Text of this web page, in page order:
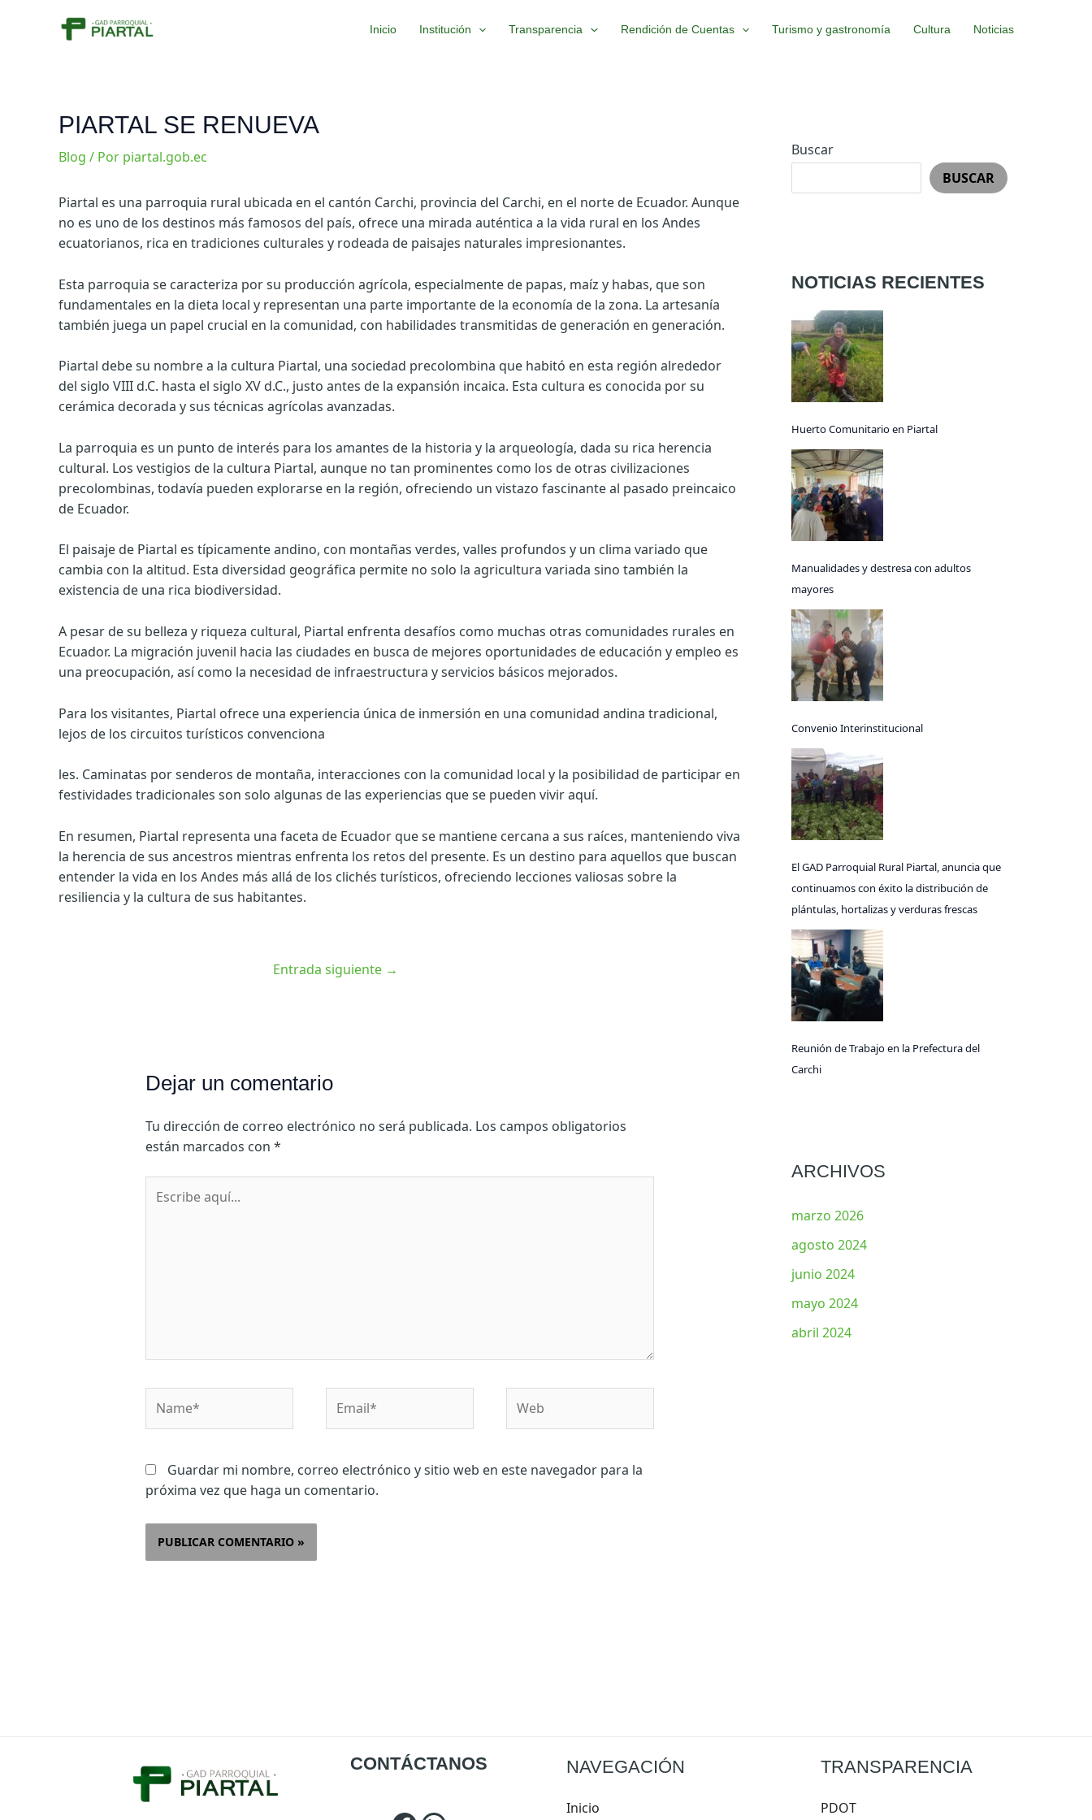
Inicio Institución Transparencia Rendición de Cuentas Turismo y gastronomía Cultura Noticias
PIARTAL SE RENUEVA
Blog / Por piartal.gob.ec
Piartal es una parroquia rural ubicada en el cantón Carchi, provincia del Carchi, en el norte de Ecuador. Aunque
no es uno de los destinos más famosos del país, ofrece una mirada auténtica a la vida rural en los Andes
ecuatorianos, rica en tradiciones culturales y rodeada de paisajes naturales impresionantes.
Esta parroquia se caracteriza por su producción agrícola, especialmente de papas, maíz y habas, que son
fundamentales en la dieta local y representan una parte importante de la economía de la zona. La artesanía
también juega un papel crucial en la comunidad, con habilidades transmitidas de generación en generación.
Piartal debe su nombre a la cultura Piartal, una sociedad precolombina que habitó en esta región alrededor
del siglo VIII d.C. hasta el siglo XV d.C., justo antes de la expansión incaica. Esta cultura es conocida por su
cerámica decorada y sus técnicas agrícolas avanzadas.
La parroquia es un punto de interés para los amantes de la historia y la arqueología, dada su rica herencia
cultural. Los vestigios de la cultura Piartal, aunque no tan prominentes como los de otras civilizaciones
precolombinas, todavía pueden explorarse en la región, ofreciendo un vistazo fascinante al pasado preincaico
de Ecuador.
El paisaje de Piartal es típicamente andino, con montañas verdes, valles profundos y un clima variado que
cambia con la altitud. Esta diversidad geográfica permite no solo la agricultura variada sino también la
existencia de una rica biodiversidad.
A pesar de su belleza y riqueza cultural, Piartal enfrenta desafíos como muchas otras comunidades rurales en
Ecuador. La migración juvenil hacia las ciudades en busca de mejores oportunidades de educación y empleo es
una preocupación, así como la necesidad de infraestructura y servicios básicos mejorados.
Para los visitantes, Piartal ofrece una experiencia única de inmersión en una comunidad andina tradicional,
lejos de los circuitos turísticos convenciona
les. Caminatas por senderos de montaña, interacciones con la comunidad local y la posibilidad de participar en
festividades tradicionales son solo algunas de las experiencias que se pueden vivir aquí.
En resumen, Piartal representa una faceta de Ecuador que se mantiene cercana a sus raíces, manteniendo viva
la herencia de sus ancestros mientras enfrenta los retos del presente. Es un destino para aquellos que buscan
entender la vida en los Andes más allá de los clichés turísticos, ofreciendo lecciones valiosas sobre la
resiliencia y la cultura de sus habitantes.
Entrada siguiente →
Dejar un comentario
Tu dirección de correo electrónico no será publicada. Los campos obligatorios
están marcados con *
aquí...
Guardar mi nombre, correo electrónico y sitio web en este navegador para la
próxima vez que haga un comentario.
Buscar
BUSCAR
NOTICIAS RECIENTES
Huerto Comunitario en Piartal
Manualidades y destresa con adultos
mayores
Convenio Interinstitucional
El GAD Parroquial Rural Piartal, anuncia que
continuamos con éxito la distribución de
plántulas, hortalizas y verduras frescas
Reunión de Trabajo en la Prefectura del
Carchi
ARCHIVOS
marzo 2026
agosto 2024
junio 2024
mayo 2024
abril 2024
CONTÁCTANOS
Facebook
WhatsApp NAVEGACIÓN
Inicio
TRANSPARENCIA
PDOT